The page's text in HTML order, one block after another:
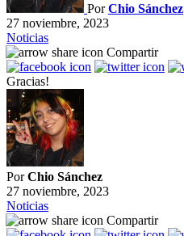
PorChio Sánchez
27 noviembre, 2023
Noticias
Compartir
Gracias!
PorChio Sánchez
27 noviembre, 2023
Noticias
Compartir